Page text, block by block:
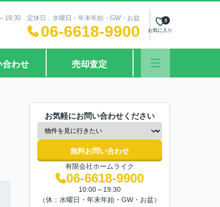
19:30 定休日：水曜日・年末年始・GW・お盆
06-6618-9900 お気に入り
0
合わせ 売却査定
お気軽にお問い合わせください
無料お問い合わせ
有限会社ホームライク
06-6618-9900
10:00～19:30
（休：水曜日・年末年始・GW・お盆）